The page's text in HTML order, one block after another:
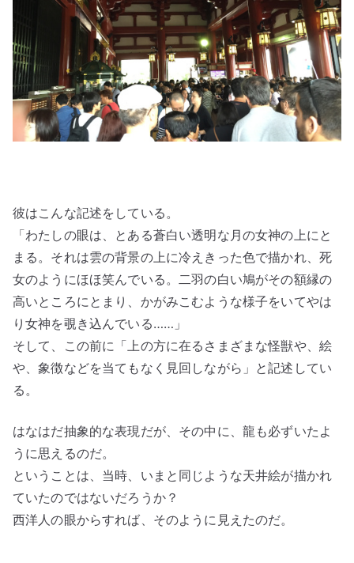
彼はこんな記述をしている。
「わたしの眼は、とある蒼白い透明な月の女神の上にと
まる。それは雲の背景の上に冷えきった色で描かれ、死
女のようにほほ笑んでいる。二羽の白い鳩がその額縁の
高いところにとまり、かがみこむような様子をいてやは
り女神を覗き込んでいる……」
そして、この前に「上の方に在るさまざまな怪獣や、絵
や、象徴などを当てもなく見回しながら」と記述してい
る。
はなはだ抽象的な表現だが、その中に、龍も必ずいたよ
うに思えるのだ。
ということは、当時、いまと同じような天井絵が描かれ
ていたのではないだろうか？
西洋人の眼からすれば、そのように見えたのだ。